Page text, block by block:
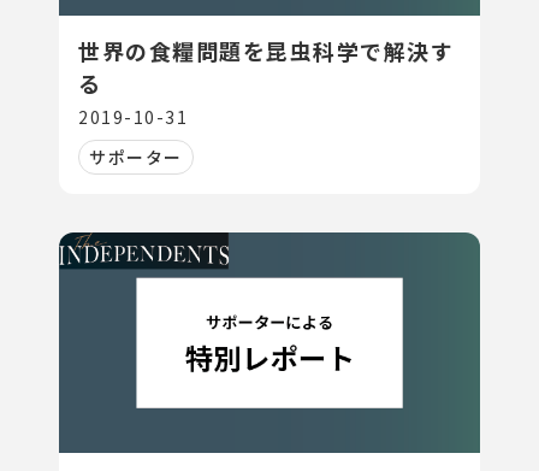
世界の食糧問題を昆虫科学で解決す
る
2019-10-31
サポーター